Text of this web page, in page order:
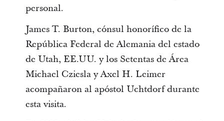
personal.
James T. Burton, cónsul honorífico de la
República Federal de Alemania del estado
de Utah, EE.UU. y los Setentas de Área
Michael Cziesla y Axel H. Leimer
acompañaron al apóstol Uchtdorf durante
esta visita.